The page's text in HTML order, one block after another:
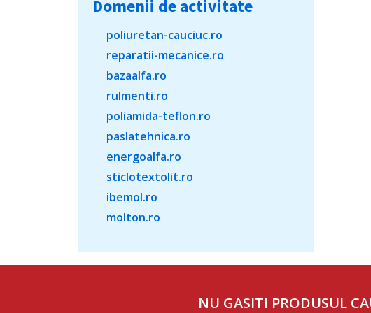
Domenii de activitate
poliuretan-cauciuc.ro
reparatii-mecanice.ro
bazaalfa.ro
rulmenti.ro
poliamida-teflon.ro
paslatehnica.ro
energoalfa.ro
sticlotextolit.ro
ibemol.ro
molton.ro
NU GASITI PRODUSUL